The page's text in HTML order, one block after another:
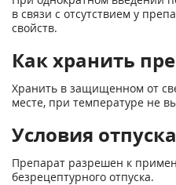
в связи с отсутствием у
свойств.
Как хранить
Хранить в защищенном от
месте, при температуре не
Условия отпуска
Препарат разрешен к
безрецептурного отпуска.